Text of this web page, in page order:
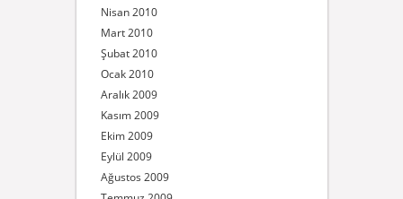
Nisan 2010
Mart 2010
Şubat 2010
Ocak 2010
Aralık 2009
Kasım 2009
Ekim 2009
Eylül 2009
Ağustos 2009